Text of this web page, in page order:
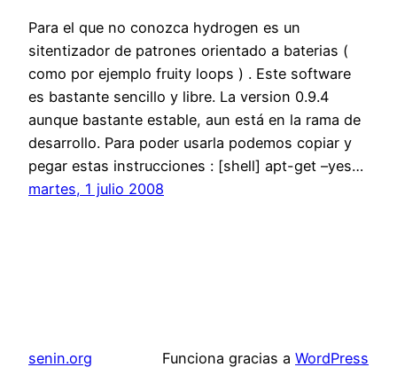
Para el que no conozca hydrogen es un
sitentizador de patrones orientado a baterias (
como por ejemplo fruity loops ) . Este software
es bastante sencillo y libre. La version 0.9.4
aunque bastante estable, aun está en la rama de
desarrollo. Para poder usarla podemos copiar y
pegar estas instrucciones : [shell] apt-get –yes…
martes, 1 julio 2008
senin.org Funciona gracias a WordPress